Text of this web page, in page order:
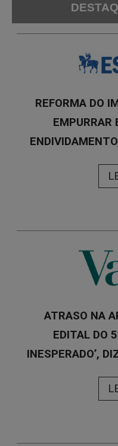
REFORMA DO
EMPURRAR
ATRASO NA
EDITAL DO
INESPERADO’,